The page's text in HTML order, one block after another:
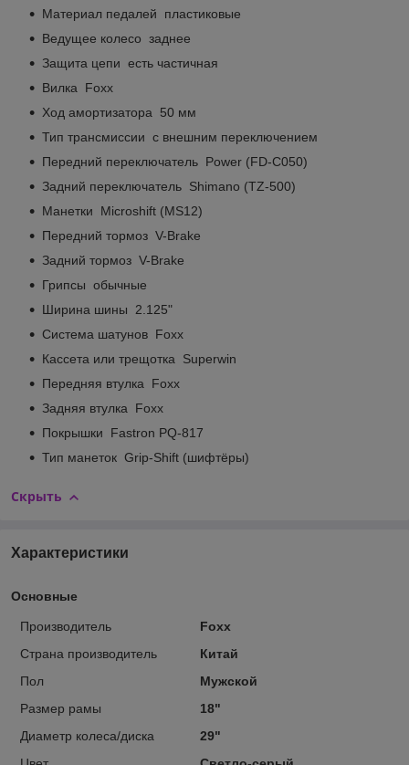
Материал педалей пластиковые
Ведущее колесо заднее
Защита цепи есть частичная
Вилка Foxx
Ход амортизатора 50 мм
Тип трансмиссии с внешним переключением
Передний переключатель Power (FD-C050)
Задний переключатель Shimano (TZ-500)
Манетки Microshift (MS12)
Передний тормоз V-Brake
Задний тормоз V-Brake
Грипсы обычные
Ширина шины 2.125"
Система шатунов Foxx
Кассета или трещотка Superwin
Передняя втулка Foxx
Задняя втулка Foxx
Покрышки Fastron PQ-817
Тип манеток Grip-Shift (шифтёры)
Скрыть
Характеристики
Основные
Производитель
Foxx
Страна производитель
Китай
Пол
Мужской
Размер рамы
18"
Диаметр колеса/диска
29"